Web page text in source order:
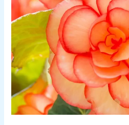
Tout
savoir
sur
différentes
sortes
de
bégonias
et
leurs